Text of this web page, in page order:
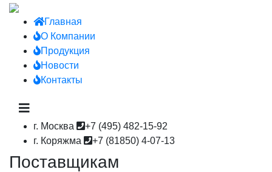
Главная
О Компании
Продукция
Новости
Контакты
г. Москва
+7 (495) 482-15-92
г. Коряжма
+7 (81850) 4-07-13
Поставщикам